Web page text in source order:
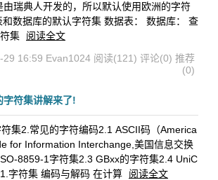
瑞典人开发的，所以默认使用欧洲的字符
数据库的默认字符集 数据表： 数据库： 查
集
阅读全文
29 16:59 Evan1024 阅读(121) 评论(0) 推荐
(0)
字符集讲解来了!
集2.常见的字符编码2.1 ASCII码（America
for Information Interchange,美国信息交换
8859-1字符集2.3 GBxx的字符集2.4 UniC
字符集 编码与解码 在计算
阅读全文